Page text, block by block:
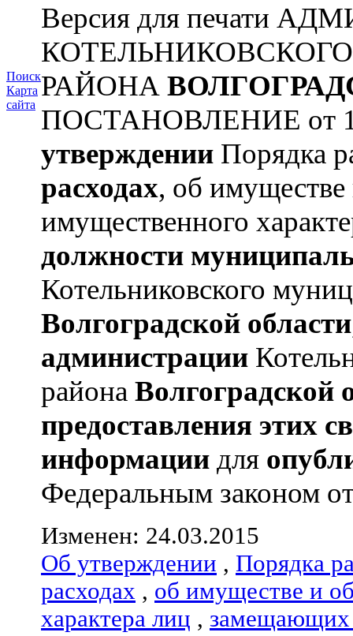
Поиск
Карта
сайта
Версия для печати
РАЙОНА
ПОСТАНОВЛЕНИЕ от
утверждении Порядка
расходах, об имуществе
имущественного
должности
Котельниковского
Волгоградской области
администрации
района Волгоградской
предоставления этих
информации для
Федеральным законом
Изменен: 24.03.2015
Об утверждении , Порядка
расходах , об имуществе и
характера лиц , замещающих